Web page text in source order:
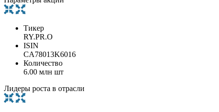
Тикер
RY.PR.O
ISIN
CA78013K6016
Количество
6.00 млн шт
Лидеры роста в отрасли